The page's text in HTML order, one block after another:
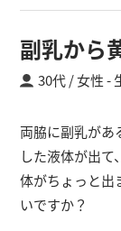
副乳から
30代 / 女性
両脇に副乳があ
した液体が出
体がちょっと出
いですか？